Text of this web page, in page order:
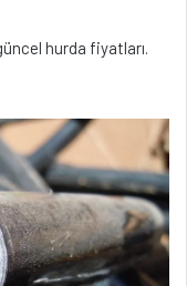
hurda fiyatları.